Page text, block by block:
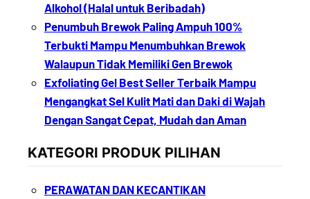
Alkohol (Halal untuk Beribadah)
Penumbuh Brewok Paling Ampuh 100%
Terbukti Mampu Menumbuhkan Brewok
Walaupun Tidak Memiliki Gen Brewok
Exfoliating Gel Best Seller Terbaik Mampu
Mengangkat Sel Kulit Mati dan Daki di Wajah
Dengan Sangat Cepat, Mudah dan Aman
KATEGORI PRODUK PILIHAN
PERAWATAN DAN KECANTIKAN